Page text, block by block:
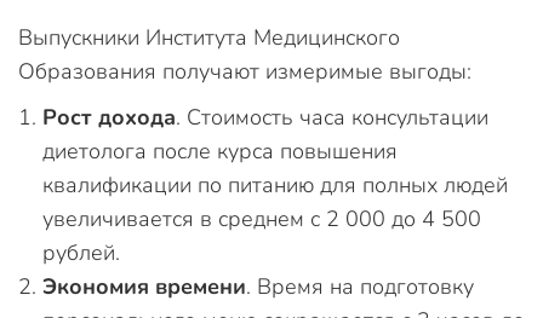
Выпускники Института Медицинского
Образования получают измеримые выгоды:
Рост дохода. Стоимость часа консультации
диетолога после курса повышения
квалификации по питанию для полных людей
увеличивается в среднем с 2 000 до 4 500
рублей.
Экономия времени. Время на подготовку